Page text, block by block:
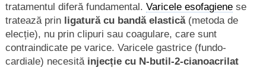
tratamentul diferă fundamental. Varicele esofagienese
tratează prin ligatură cu bandă elastică(metoda de
elecție), nu prin clipuri sau coagulare, care sunt
contraindicate pe varice. Varicele gastrice (fundo-
cardiale) necesită injecție cu N-butil-2-cianoacrilat